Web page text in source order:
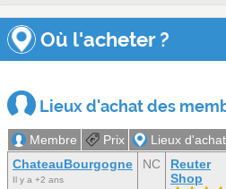
Où l'acheter ?
Lieux d'achat des
Membre Prix
Lieux d'achat
ChateauBourgogne
Il y a +2 ans
NC
Reuter
Shop